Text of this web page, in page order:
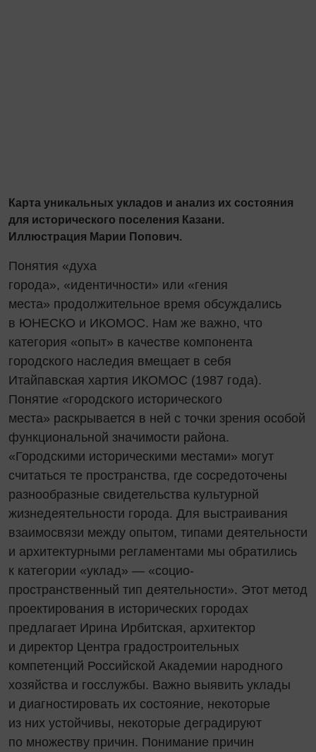
Карта уникальных укладов и анализ их состояния
для исторического поселения Казани.
Иллюстрация Марии Попович.
Понятия «духа
города», «идентичности» или «гения
места» продолжительное время обсуждались
в ЮНЕСКО и ИКОМОС. Нам же важно, что
категория «опыт» в качестве компонента
городского наследия вмещает в себя
Итайпавская хартия ИКОМОС (1987 года).
Понятие «городского исторического
места» раскрывается в ней с точки зрения особой
функциональной значимости района.
«Городскими историческими местами» могут
считаться те пространства, где сосредоточены
разнообразные свидетельства культурной
жизнедеятельности города. Для выстраивания
взаимосвязи между опытом, типами деятельности
и архитектурными регламентами мы обратились
к категории «уклад» — «социо-
пространственный тип деятельности». Этот метод
проектирования в исторических городах
предлагает Ирина Ирбитская, архитектор
и директор Центра градостроительных
компетенций Российской Академии народного
хозяйства и госслужбы. Важно выявить уклады
и диагностировать их состояние, некоторые
из них устойчивы, некоторые деградируют
по множеству причин. Понимание причин